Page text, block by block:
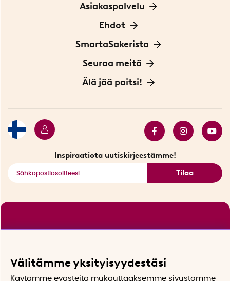
Asiakaspalvelu
Ota yhteyttä
Ehdot
Tietoa evästeistä
Yksityisyydensuoja
Sopimusehdot
SmartaSakerista
Meistä
Myymälä Tukholmassa
Seuraa meitä
Innovaattoriblogi
Älä jää paitsi!
Inspiraatiota uutiskirjeestämme!
Tilaa
Välitämme yksityisyydestäsi
Käytämme evästeitä mukauttaaksemme sivustomme